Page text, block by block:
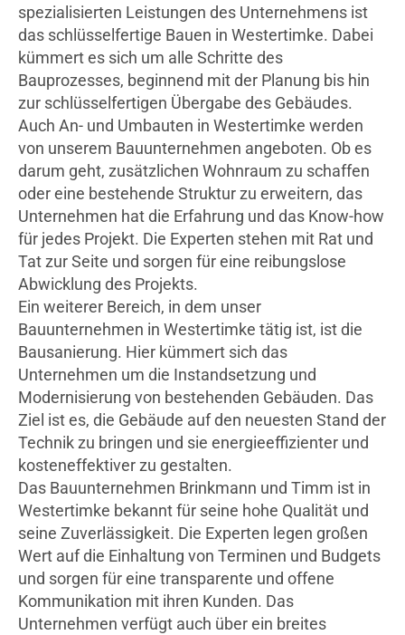
spezialisierten Leistungen des Unternehmens ist
das schlüsselfertige Bauen in Westertimke. Dabei
kümmert es sich um alle Schritte des
Bauprozesses, beginnend mit der Planung bis hin
zur schlüsselfertigen Übergabe des Gebäudes.
Auch An- und Umbauten in Westertimke werden
von unserem Bauunternehmen angeboten. Ob es
darum geht, zusätzlichen Wohnraum zu schaffen
oder eine bestehende Struktur zu erweitern, das
Unternehmen hat die Erfahrung und das Know-how
für jedes Projekt. Die Experten stehen mit Rat und
Tat zur Seite und sorgen für eine reibungslose
Abwicklung des Projekts.
Ein weiterer Bereich, in dem unser
Bauunternehmen in Westertimke tätig ist, ist die
Bausanierung. Hier kümmert sich das
Unternehmen um die Instandsetzung und
Modernisierung von bestehenden Gebäuden. Das
Ziel ist es, die Gebäude auf den neuesten Stand der
Technik zu bringen und sie energieeffizienter und
kosteneffektiver zu gestalten.
Das Bauunternehmen Brinkmann und Timm ist in
Westertimke bekannt für seine hohe Qualität und
seine Zuverlässigkeit. Die Experten legen großen
Wert auf die Einhaltung von Terminen und Budgets
und sorgen für eine transparente und offene
Kommunikation mit ihren Kunden. Das
Unternehmen verfügt auch über ein breites